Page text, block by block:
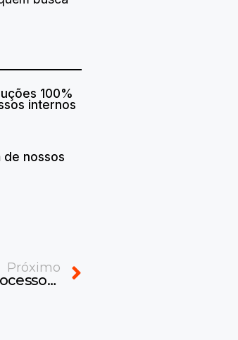
100%
internos
de nossos
Próximo
ERP para Startups: Automatize Processos e Acelere Resultados